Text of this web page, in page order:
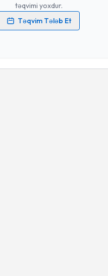
təqvimi yoxdur.
Təqvim Tələb Et
emal edilməsinə dair